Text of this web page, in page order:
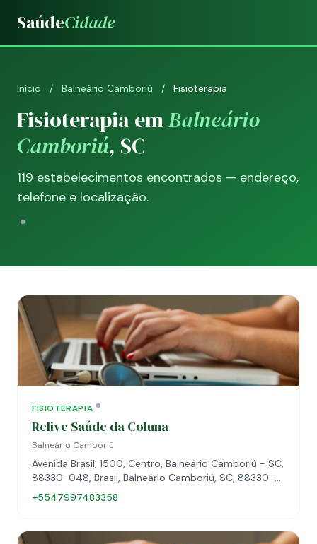
SaúdeCidade
Início / Balneário Camboriú / Fisioterapia
Fisioterapia emBalneário
Camboriú, SC
119 estabelecimentos encontrados — endereço,
telefone e localização.
FISIOTERAPIA
Relive Saúde da Coluna
Balneário Camboriú
Avenida Brasil, 1500, Centro, Balneário Camboriú - SC,
88330-048, Brasil, Balneário Camboriú, SC, 88330-
048
+5547997483358